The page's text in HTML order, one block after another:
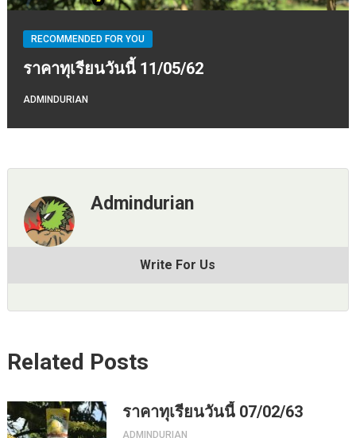
RECOMMENDED FOR YOU
ราคาทุเรียนวันนี้ 11/05/62
ADMINDURIAN
Admindurian
Write For Us
Related Posts
ราคาทุเรียนวันนี้ 07/02/63
ADMINDURIAN